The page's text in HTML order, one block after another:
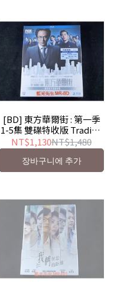
[BD] 東方華爾街 : 第一季
1-5集 雙碟特收版 Trading
Floor (2BD)
NT$1,130NT$1,480
장바구니에 추가